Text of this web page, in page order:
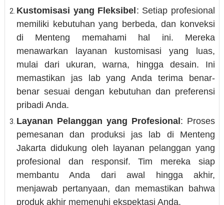
Kustomisasi yang Fleksibel : Setiap profesional
memiliki kebutuhan yang berbeda, dan konveksi
di Menteng memahami hal ini. Mereka
menawarkan layanan kustomisasi yang luas,
mulai dari ukuran, warna, hingga desain. Ini
memastikan jas lab yang Anda terima benar-
benar sesuai dengan kebutuhan dan preferensi
pribadi Anda.
Layanan Pelanggan yang Profesional : Proses
pemesanan dan produksi jas lab di Menteng
Jakarta didukung oleh layanan pelanggan yang
profesional dan responsif. Tim mereka siap
membantu Anda dari awal hingga akhir,
menjawab pertanyaan, dan memastikan bahwa
produk akhir memenuhi ekspektasi Anda.